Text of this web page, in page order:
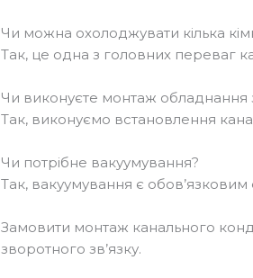
Чи можна охолоджувати кілька
Так, це одна з головних переваг
Чи виконуєте монтаж обладнання
Так, виконуємо встановлення
Чи потрібне вакуумування?
Так, вакуумування є
Замовити монтаж канального
зворотного зв’язку.